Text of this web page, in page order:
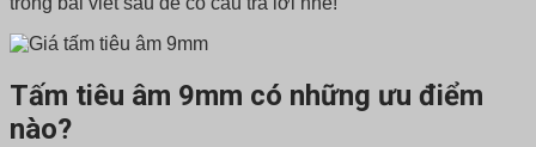
Tấm tiêu âm 9mm có những ưu điểm
nào?